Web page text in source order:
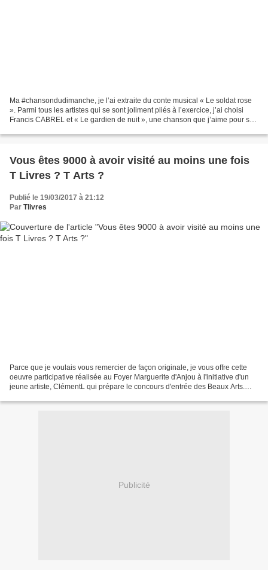
Ma #chansondudimanche, je l’ai extraite du conte musical « Le soldat rose
». Parmi tous les artistes qui se sont joliment pliés à l’exercice, j’ai choisi
Francis CABREL et « Le gardien de nuit », une chanson que j’aime pour ses
Vous êtes 9000 à avoir visité au moins une fois
T Livres ? T Arts ?
Publié le 19/03/2017 à 21:12
Par Tlivres
Parce que je voulais vous remercier de façon originale, je vous offre cette
oeuvre participative réalisée au Foyer Marguerite d'Anjou à l'initiative d'un
jeune artiste, ClémentL qui prépare le concours d'entrée des Beaux Arts.
Publicité